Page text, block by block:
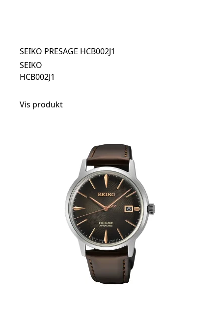
SEIKO PRESAGE HCB002J1
SEIKO
HCB002J1
Vis produkt